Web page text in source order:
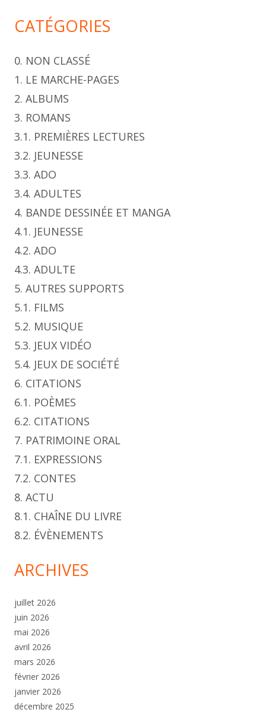
CATÉGORIES
0. NON CLASSÉ
1. LE MARCHE-PAGES
2. ALBUMS
3. ROMANS
3.1. PREMIÈRES LECTURES
3.2. JEUNESSE
3.3. ADO
3.4. ADULTES
4. BANDE DESSINÉE ET MANGA
4.1. JEUNESSE
4.2. ADO
4.3. ADULTE
5. AUTRES SUPPORTS
5.1. FILMS
5.2. MUSIQUE
5.3. JEUX VIDÉO
5.4. JEUX DE SOCIÉTÉ
6. CITATIONS
6.1. POÈMES
6.2. CITATIONS
7. PATRIMOINE ORAL
7.1. EXPRESSIONS
7.2. CONTES
8. ACTU
8.1. CHAÎNE DU LIVRE
8.2. ÉVÈNEMENTS
ARCHIVES
juillet 2026
juin 2026
mai 2026
avril 2026
mars 2026
février 2026
janvier 2026
décembre 2025